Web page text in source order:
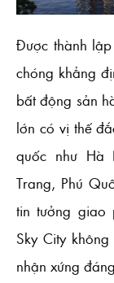
Được thành
chóng khẳng
bất động sản
lớn có vị thế
quốc như
Trang, Phú
tin tưởng giao
Sky City
nhận xứng